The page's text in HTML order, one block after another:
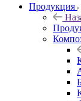
Продукция